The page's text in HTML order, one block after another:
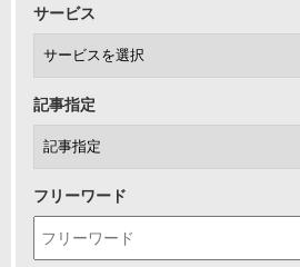
サービス
記事指定
フリーワード